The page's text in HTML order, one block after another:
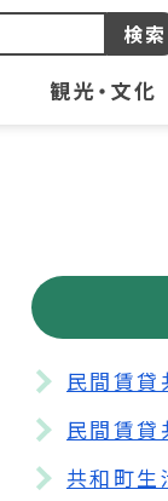
観光・文化
検索